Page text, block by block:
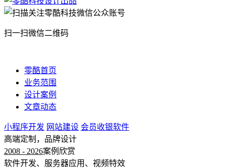
扫一扫微信二维码
零酷首页
业务范围
设计案例
文章动态
小程序开发 网站建设 会员收银软件
高端定制，品牌设计
2008 - 2026案例欣赏
软件开发、服务器应用、视频特效